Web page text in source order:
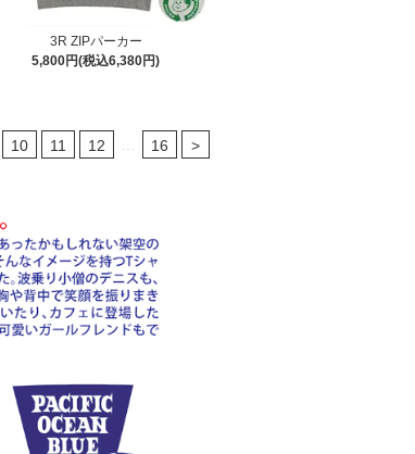
3R ZIPパーカー
5,800円(税込6,380円)
10 11 12 16 >